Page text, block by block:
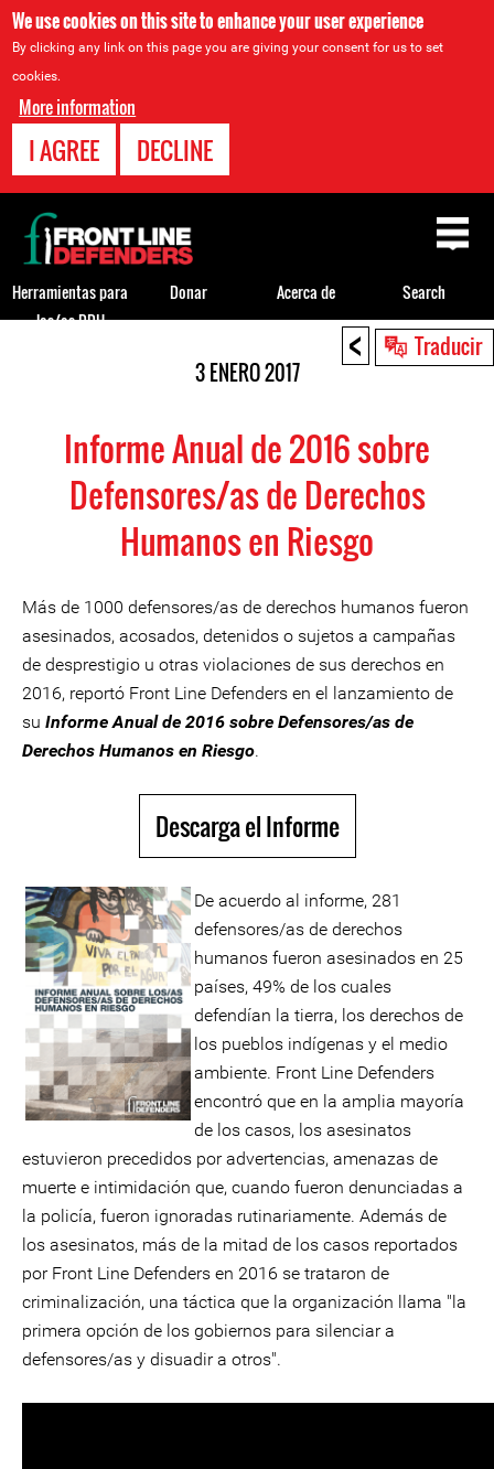
We use cookies on this site to enhance your user experience
By clicking any link on this page you are giving your consent for us to set
cookies.
More information
I AGREE DECLINE
< Traducir
3 ENERO 2017
Informe Anual de 2016 sobre
Defensores/as de Derechos
Humanos en Riesgo
Más de 1000 defensores/as de derechos humanos fueron
asesinados, acosados, detenidos o sujetos a campañas
de desprestigio u otras violaciones de sus derechos en
2016, reportó Front Line Defenders en el lanzamiento de
su Informe Anual de 2016 sobre Defensores/as de
Derechos Humanos en Riesgo.
Descarga el Informe
De acuerdo al informe, 281
defensores/as de derechos
humanos fueron asesinados en 25
países, 49% de los cuales
defendían la tierra, los derechos de
los pueblos indígenas y el medio
ambiente. Front Line Defenders
encontró que en la amplia mayoría
de los casos, los asesinatos
estuvieron precedidos por advertencias, amenazas de
muerte e intimidación que, cuando fueron denunciadas a
la policía, fueron ignoradas rutinariamente. Además de
los asesinatos, más de la mitad de los casos reportados
por Front Line Defenders en 2016 se trataron de
criminalización, una táctica que la organización llama "la
primera opción de los gobiernos para silenciar a
defensores/as y disuadir a otros".
Back
to
top
Herramientas para
los/as DDH
Donar Acerca de Search